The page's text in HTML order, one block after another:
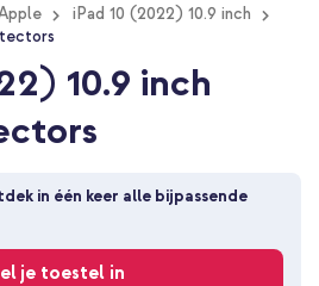
iPad 10 (2022) 10.9 inch
10.9 inch
in één keer alle bijpassende
je toestel in